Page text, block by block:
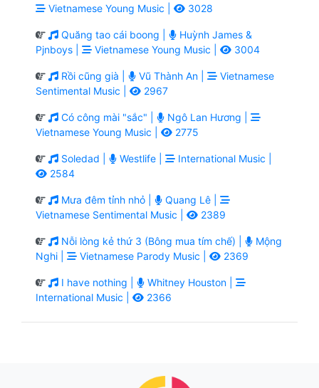
Vietnamese Young Music |
3028
Quăng tao cái boong |
Huỳnh James &
Pjnboys |
Vietnamese Young Music | 3004
Rồi cũng già | Vũ Thành An |
Vietnamese
Sentimental Music |
2967
Có công mài "sắc" |
Ngô Lan Hương |
Vietnamese Young Music |
2775
Soledad | Westlife |
International Music |
2584
Mưa đêm tỉnh nhỏ |
Quang Lê |
Vietnamese Sentimental Music |
2389
Nỗi lòng kẻ thứ 3 (Bông mua tím chế) |
Mộng
Nghi |
Vietnamese Parody Music | 2369
I have nothing |
Whitney Houston |
International Music |
2366